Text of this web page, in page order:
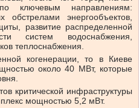
ключевым направлениям:
обстрелами энергообъектов,
развитие распределенной
систем водоснабжения,
теплоснабжения.
когенерации, то в Киеве
около 40 МВт, которые
критической инфраструктуры
мощностью 5,2 мВт.